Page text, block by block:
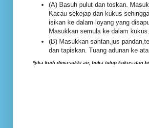
(A) Basuh pulut dan toskan.
Kacau sekejap dan kukus
isikan ke dalam loyang yang
Masukkan semula ke dalam kukus.
(B) Masukkan santan,jus
dan tapiskan. Tuang adunan ke
*jika kuih dimasukki air, buka tutup kukus dan